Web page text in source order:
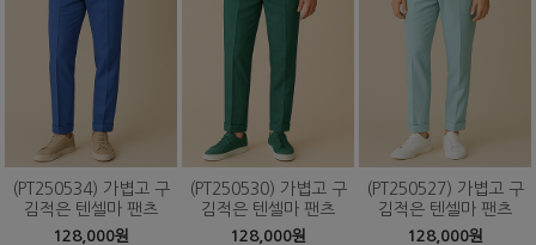
(PT250534) 가볍고 구
김적은 텐셀마 팬츠
128,000원
(PT250530) 가볍고 구
김적은 텐셀마 팬츠
128,000원
(PT250527) 가볍고 구
김적은 텐셀마 팬츠
128,000원